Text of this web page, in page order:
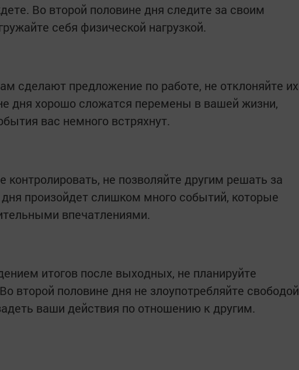
Во второй половине дня следите за своим
себя физической нагрузкой.
сделают предложение по работе, не отклоняйте их
дня хорошо сложатся перемены в вашей жизни,
вас немного встряхнут.
контролировать, не позволяйте другим решать за
произойдет слишком много событий, которые
впечатлениями.
итогов после выходных, не планируйте
второй половине дня не злоупотребляйте
ваши действия по отношению к другим.